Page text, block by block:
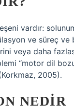
vardır:
ve süreç ve
veya daha
“motor dil
2005).
NEDIR